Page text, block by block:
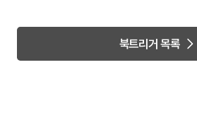
북트리거 목록